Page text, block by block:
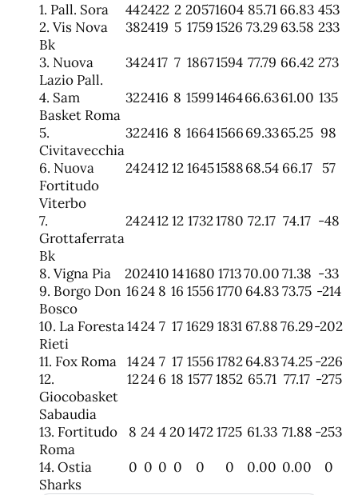
1. Pall. Sora 442422 2 20571604 85.71 66.83 453
2. Vis Nova
Bk
382419 5 17591526 73.29 63.58 233
3. Nuova
Lazio Pall.
342417 7 18671594 77.79 66.42 273
4. Sam
Basket Roma
322416 8 1599146466.6361.00 135
5.
Civitavecchia
322416 8 1664156669.3365.25 98
6. Nuova
Fortitudo
Viterbo
242412 12 1645158868.54 66.17 57
7.
Grottaferrata
Bk
242412 12 17321780 72.17 74.17 -48
8. Vigna Pia 202410141680 171370.0071.38 -33
9. Borgo Don
Bosco
1624 8 16 15561770 64.83 73.75 -214
10. La Foresta
Rieti
1424 7 171629 1831 67.8876.29-202
11. Fox Roma 1424 7 17 15561782 64.8374.25-226
12.
Giocobasket
Sabaudia
1224 6 18 15771852 65.71 77.17 -275
13. Fortitudo
Roma
8 24 4 201472 1725 61.33 71.88 -253
14. Ostia
Sharks
0 0 0 0 0 0 0.00 0.00 0